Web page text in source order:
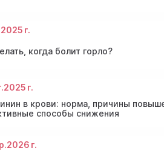
массаж в Киеве
и диагностика
железы
на консультации врачей!
2025 г.
когда болит горло?
2025 г.
в крови: норма, причины
способы снижения
2026 г.